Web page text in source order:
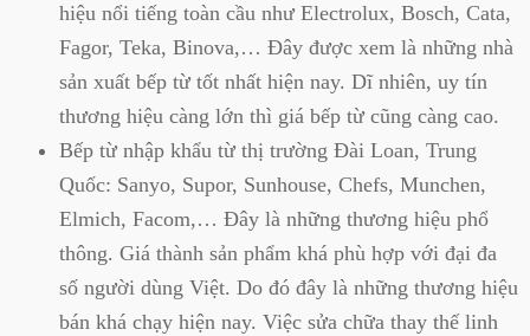
hiệu nổi tiếng toàn cầu như Electrolux, Bosch, Cata,
Fagor, Teka, Binova,… Đây được xem là những nhà
sản xuất bếp từ tốt nhất hiện nay. Dĩ nhiên, uy tín
thương hiệu càng lớn thì giá bếp từ cũng càng cao.
Bếp từ nhập khẩu từ thị trường Đài Loan, Trung
Quốc: Sanyo, Supor, Sunhouse, Chefs, Munchen,
Elmich, Facom,… Đây là những thương hiệu phổ
thông. Giá thành sản phẩm khá phù hợp với đại đa
số người dùng Việt. Do đó đây là những thương hiệu
bán khá chạy hiện nay. Việc sửa chữa thay thế linh